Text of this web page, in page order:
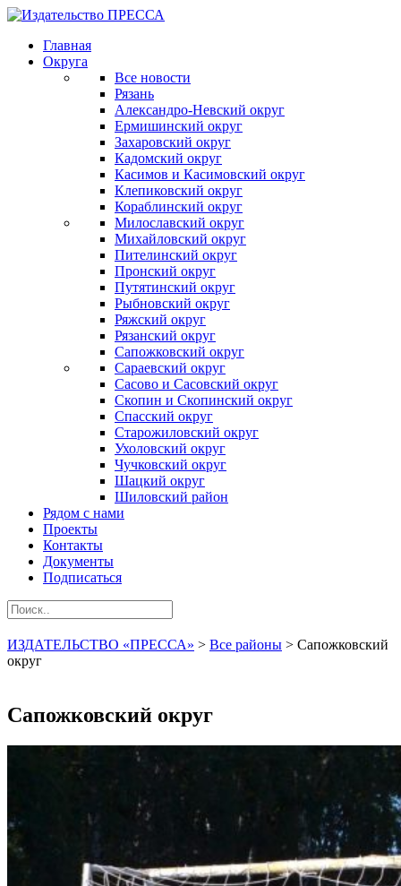
Главная
Округа
Все новости
Рязань
Александро-Невский округ
Ермишинский округ
Захаровский округ
Кадомский округ
Касимов и Касимовский округ
Клепиковский округ
Кораблинский округ
Милославский округ
Михайловский округ
Пителинский округ
Пронский округ
Путятинский округ
Рыбновский округ
Ряжский округ
Рязанский округ
Сапожковский округ
Сараевский округ
Сасово и Сасовский округ
Скопин и Скопинский округ
Спасский округ
Старожиловский округ
Ухоловский округ
Чучковский округ
Шацкий округ
Шиловский район
Рядом с нами
Проекты
Контакты
Документы
Подписаться
ИЗДАТЕЛЬСТВО «ПРЕССА» > Все районы > Сапожковский
округ
Сапожковский округ